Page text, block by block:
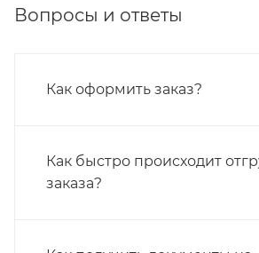
Вопросы и ответы
Как оформить заказ?
Как быстро происходит
заказа?